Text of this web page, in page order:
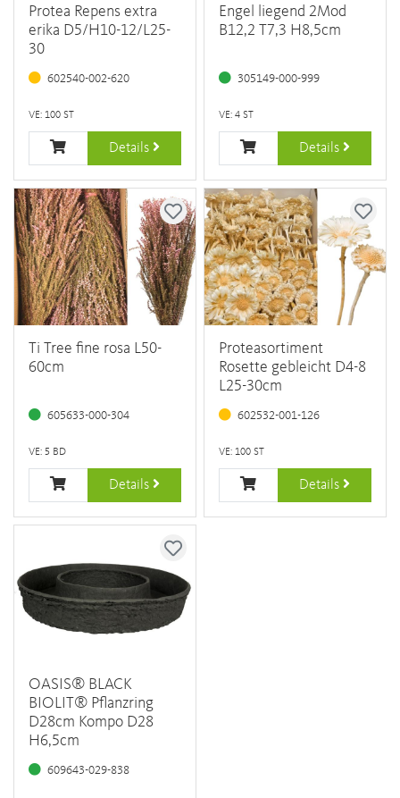
Protea Repens extra
erika D5/H10-12/L25-
30
602540-002-620
VE: 100 ST
Details
Engel liegend 2Mod
B12,2 T7,3 H8,5cm
305149-000-999
VE: 4 ST
Details
Ti Tree fine rosa L50-
60cm
605633-000-304
VE: 5 BD
Details
Proteasortiment
Rosette gebleicht D4-8
L25-30cm
602532-001-126
VE: 100 ST
Details
OASIS® BLACK
BIOLIT® Pflanzring
D28cm Kompo D28
H6,5cm
609643-029-838